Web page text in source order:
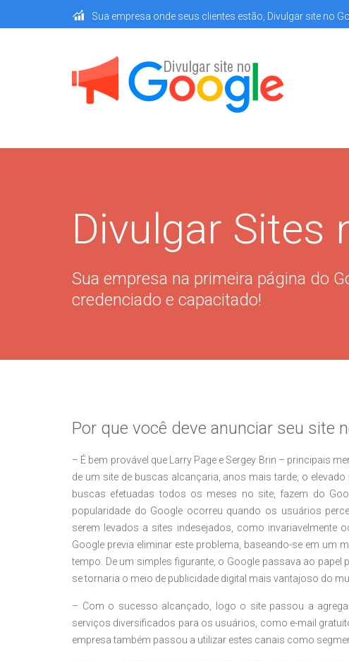
Sua empresa onde seus clientes estão, Divulgar site no
Divulgar Sites
Sua empresa na primeira página do
credenciado e capacitado!
Por que você deve anunciar seu site
– É bem provável que Larry Page e Sergey Brin – principais
de um site de buscas alcançaria, anos mais tarde, o
buscas efetuadas todos os meses no site, fazem do
popularidade do Google ocorreu quando os usuários
serem levados a sites indesejados, como
Google previa eliminar este problema, baseando-se em
tempo. De um simples figurante, o Google passava ao
se tornaria o meio de publicidade digital mais vantajoso do
– Com o sucesso alcançado, logo o site passou a
serviços diversificados para os usuários, como e-mail
empresa também passou a utilizar estes canais como